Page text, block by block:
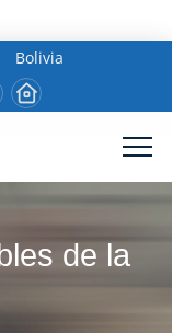
Bolivia
de la